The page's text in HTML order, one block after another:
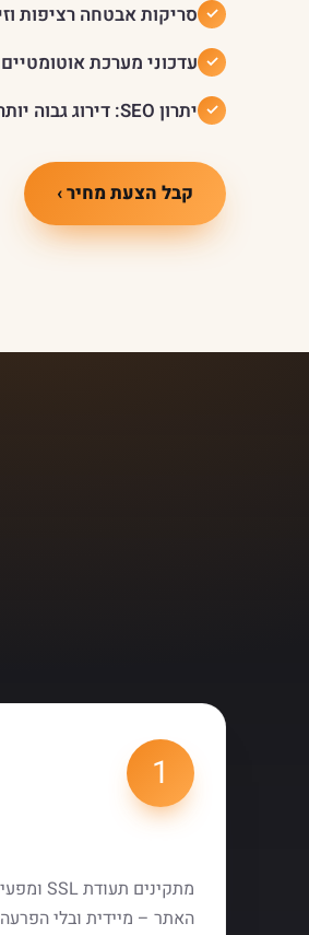
סריקות אבטחה רציפות
עדכוני מערכת
יתרון SEO: דירוג גבוה יותר בגוגל
קבל הצעת מחיר ›
1
האתר – מיידית ובלי